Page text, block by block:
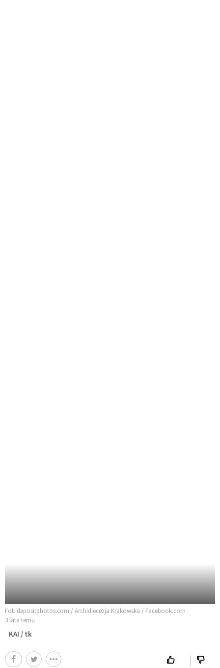
Fot. depositphotos.com / Archidiecezja Krakowska / Facebook.com
3 lata temu
KAI / tk